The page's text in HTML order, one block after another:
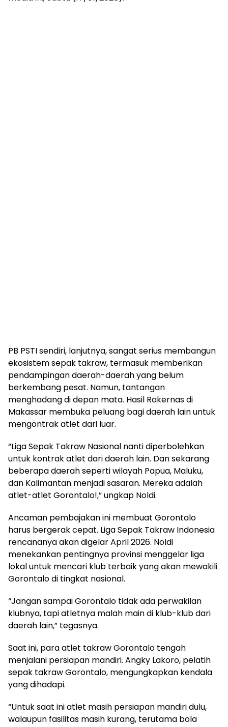
PB PSTI sendiri, lanjutnya, sangat serius membangun
ekosistem sepak takraw, termasuk memberikan
pendampingan daerah-daerah yang belum
berkembang pesat. Namun, tantangan
menghadang di depan mata. Hasil Rakernas di
Makassar membuka peluang bagi daerah lain untuk
mengontrak atlet dari luar.
“Liga Sepak Takraw Nasional nanti diperbolehkan
untuk kontrak atlet dari daerah lain. Dan sekarang
beberapa daerah seperti wilayah Papua, Maluku,
dan Kalimantan menjadi sasaran. Mereka adalah
atlet-atlet Gorontalo!,” ungkap Noldi.
Ancaman pembajakan ini membuat Gorontalo
harus bergerak cepat. Liga Sepak Takraw Indonesia
rencananya akan digelar April 2026. Noldi
menekankan pentingnya provinsi menggelar liga
lokal untuk mencari klub terbaik yang akan mewakili
Gorontalo di tingkat nasional.
“Jangan sampai Gorontalo tidak ada perwakilan
klubnya, tapi atletnya malah main di klub-klub dari
daerah lain,” tegasnya.
Saat ini, para atlet takraw Gorontalo tengah
menjalani persiapan mandiri. Angky Lakoro, pelatih
sepak takraw Gorontalo, mengungkapkan kendala
yang dihadapi.
“Untuk saat ini atlet masih persiapan mandiri dulu,
walaupun fasilitas masih kurang, terutama bola